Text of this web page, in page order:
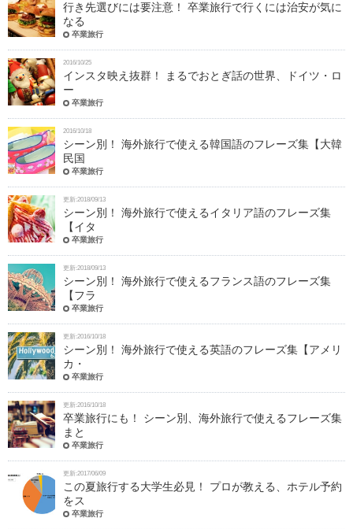
行き先選びには要注意！ 卒業旅行で行くには治安が気に
なる
卒業旅行
2016/10/25
​インスタ映え抜群！ まるでおとぎ話の世界、ドイツ・ロ
ー
卒業旅行
2016/10/18
シーン別！ 海外旅行で使える韓国語のフレーズ集【大韓
民国
卒業旅行
更新:2018/09/13
シーン別！ 海外旅行で使えるイタリア語のフレーズ集
【イタ
卒業旅行
更新:2018/09/13
シーン別！ 海外旅行で使えるフランス語のフレーズ集
【フラ
卒業旅行
更新:2016/10/18
シーン別！ 海外旅行で使える英語のフレーズ集【アメリ
カ・
卒業旅行
更新:2016/10/18
卒業旅行にも！ シーン別、海外旅行で使えるフレーズ集
まと
卒業旅行
更新:2017/06/09
この夏旅行する大学生必見！ プロが教える、ホテル予約
をス
卒業旅行